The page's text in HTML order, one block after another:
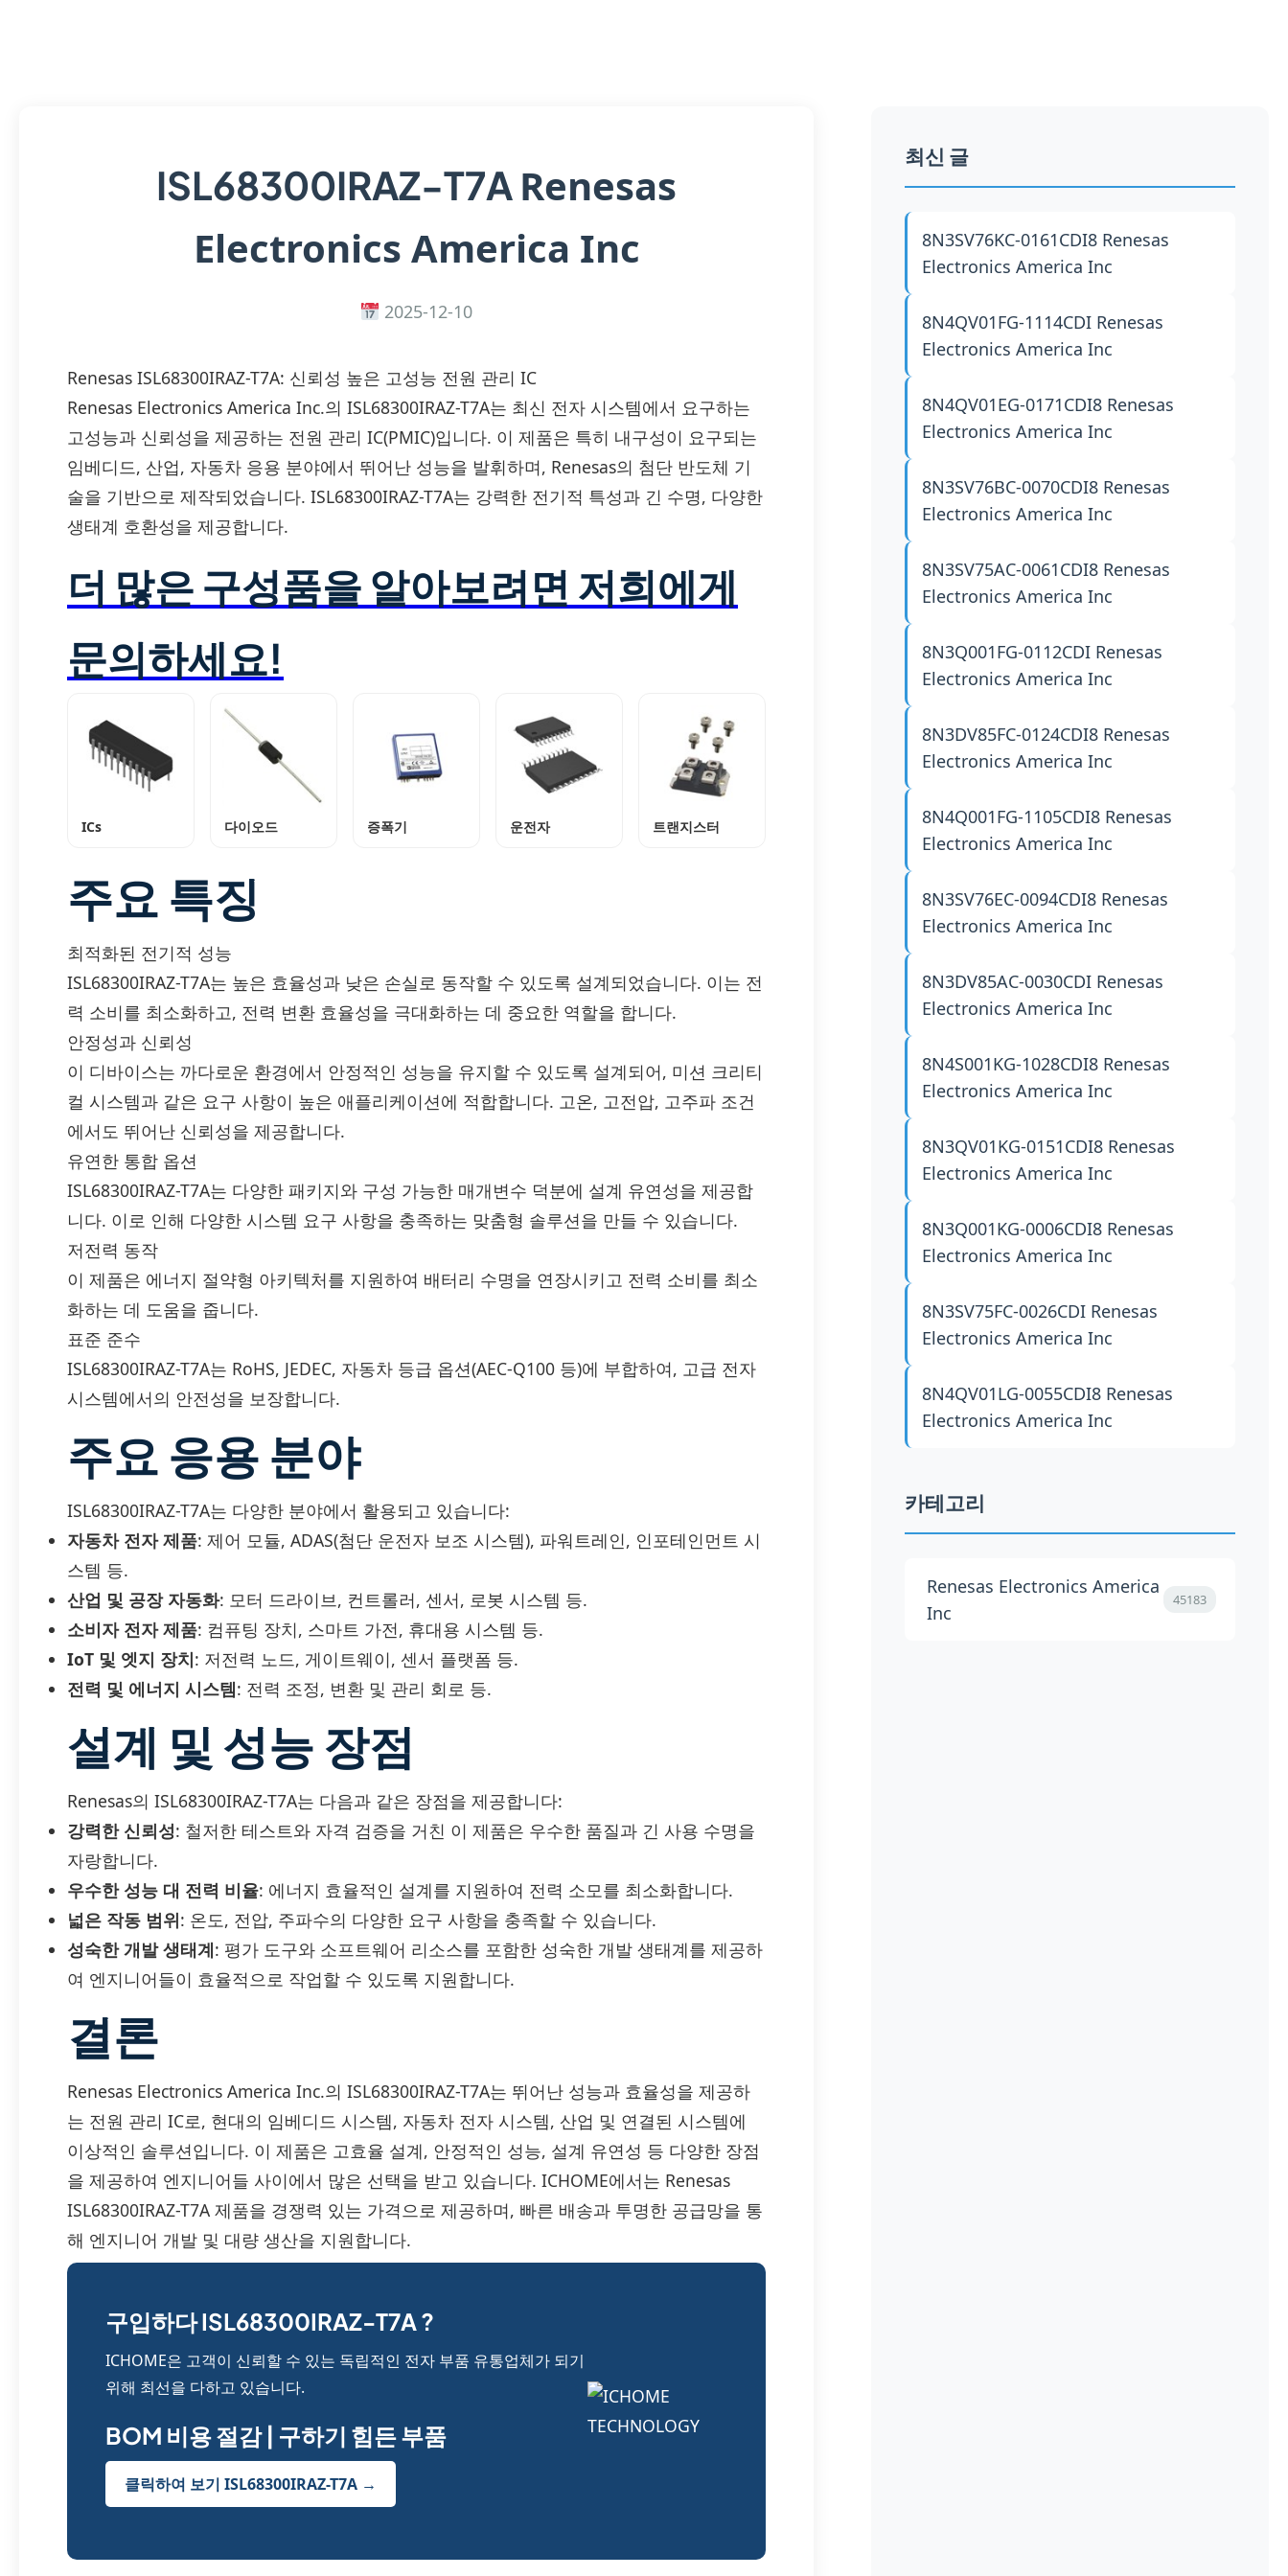
ISL68300IRAZ-T7ARenesas
Electronics America Inc
2025-12-10
Renesas ISL68300IRAZ-T7A: 신뢰성 높은 고성능 전원 관리 IC
Renesas Electronics America Inc.의 ISL68300IRAZ-T7A는 최신 전자 시스템에서 요구하는
고성능과 신뢰성을 제공하는 전원 관리 IC(PMIC)입니다. 이 제품은 특히 내구성이 요구되는
임베디드, 산업, 자동차 응용 분야에서 뛰어난 성능을 발휘하며, Renesas의 첨단 반도체 기
술을 기반으로 제작되었습니다. ISL68300IRAZ-T7A는 강력한 전기적 특성과 긴 수명, 다양한
생태계 호환성을 제공합니다.
더 많은 구성품을 알아보려면 저희에게
문의하세요!
ICs 다이오드 증폭기 운전자 트랜지스터
주요 특징
최적화된 전기적 성능
ISL68300IRAZ-T7A는 높은 효율성과 낮은 손실로 동작할 수 있도록 설계되었습니다. 이는 전
력 소비를 최소화하고, 전력 변환 효율성을 극대화하는 데 중요한 역할을 합니다.
안정성과 신뢰성
이 디바이스는 까다로운 환경에서 안정적인 성능을 유지할 수 있도록 설계되어, 미션 크리티
컬 시스템과 같은 요구 사항이 높은 애플리케이션에 적합합니다. 고온, 고전압, 고주파 조건
에서도 뛰어난 신뢰성을 제공합니다.
유연한 통합 옵션
ISL68300IRAZ-T7A는 다양한 패키지와 구성 가능한 매개변수 덕분에 설계 유연성을 제공합
니다. 이로 인해 다양한 시스템 요구 사항을 충족하는 맞춤형 솔루션을 만들 수 있습니다.
저전력 동작
이 제품은 에너지 절약형 아키텍처를 지원하여 배터리 수명을 연장시키고 전력 소비를 최소
화하는 데 도움을 줍니다.
표준 준수
ISL68300IRAZ-T7A는 RoHS, JEDEC, 자동차 등급 옵션(AEC-Q100 등)에 부합하여, 고급 전자
시스템에서의 안전성을 보장합니다.
주요 응용 분야
ISL68300IRAZ-T7A는 다양한 분야에서 활용되고 있습니다:
자동차 전자 제품: 제어 모듈, ADAS(첨단 운전자 보조 시스템), 파워트레인, 인포테인먼트 시
스템 등.
산업 및 공장 자동화: 모터 드라이브, 컨트롤러, 센서, 로봇 시스템 등.
소비자 전자 제품: 컴퓨팅 장치, 스마트 가전, 휴대용 시스템 등.
IoT 및 엣지 장치: 저전력 노드, 게이트웨이, 센서 플랫폼 등.
전력 및 에너지 시스템: 전력 조정, 변환 및 관리 회로 등.
설계 및 성능 장점
Renesas의 ISL68300IRAZ-T7A는 다음과 같은 장점을 제공합니다:
강력한 신뢰성: 철저한 테스트와 자격 검증을 거친 이 제품은 우수한 품질과 긴 사용 수명을
자랑합니다.
우수한 성능 대 전력 비율: 에너지 효율적인 설계를 지원하여 전력 소모를 최소화합니다.
넓은 작동 범위: 온도, 전압, 주파수의 다양한 요구 사항을 충족할 수 있습니다.
성숙한 개발 생태계: 평가 도구와 소프트웨어 리소스를 포함한 성숙한 개발 생태계를 제공하
여 엔지니어들이 효율적으로 작업할 수 있도록 지원합니다.
결론
Renesas Electronics America Inc.의 ISL68300IRAZ-T7A는 뛰어난 성능과 효율성을 제공하
는 전원 관리 IC로, 현대의 임베디드 시스템, 자동차 전자 시스템, 산업 및 연결된 시스템에
이상적인 솔루션입니다. 이 제품은 고효율 설계, 안정적인 성능, 설계 유연성 등 다양한 장점
을 제공하여 엔지니어들 사이에서 많은 선택을 받고 있습니다. ICHOME에서는 Renesas
ISL68300IRAZ-T7A 제품을 경쟁력 있는 가격으로 제공하며, 빠른 배송과 투명한 공급망을 통
해 엔지니어 개발 및 대량 생산을 지원합니다.
구입하다 ISL68300IRAZ-T7A ?
ICHOME은 고객이 신뢰할 수 있는 독립적인 전자 부품 유통업체가 되기
위해 최선을 다하고 있습니다.
BOM 비용 절감 | 구하기 힘든 부품
클릭하여 보기 ISL68300IRAZ-T7A →
최신 글
8N3SV76KC-0161CDI8 Renesas
Electronics America Inc
8N4QV01FG-1114CDI Renesas
Electronics America Inc
8N4QV01EG-0171CDI8 Renesas
Electronics America Inc
8N3SV76BC-0070CDI8 Renesas
Electronics America Inc
8N3SV75AC-0061CDI8 Renesas
Electronics America Inc
8N3Q001FG-0112CDI Renesas
Electronics America Inc
8N3DV85FC-0124CDI8 Renesas
Electronics America Inc
8N4Q001FG-1105CDI8 Renesas
Electronics America Inc
8N3SV76EC-0094CDI8 Renesas
Electronics America Inc
8N3DV85AC-0030CDI Renesas
Electronics America Inc
8N4S001KG-1028CDI8 Renesas
Electronics America Inc
8N3QV01KG-0151CDI8 Renesas
Electronics America Inc
8N3Q001KG-0006CDI8 Renesas
Electronics America Inc
8N3SV75FC-0026CDI Renesas
Electronics America Inc
8N4QV01LG-0055CDI8 Renesas
Electronics America Inc
카테고리
Renesas Electronics America
Inc
45183